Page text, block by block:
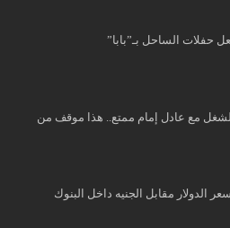
حفلات الساحل بـ”بابا”
مع عادل إمام ممتع.. هذا موقف من
الدولار مقابل الجنيه داخل البنوك